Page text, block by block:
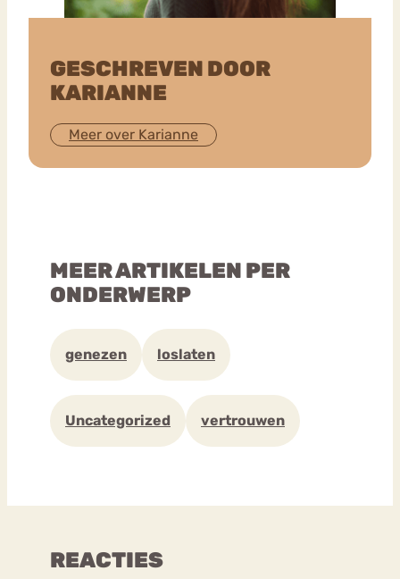
GESCHREVEN DOOR
KARIANNE
Meer over Karianne
MEER ARTIKELEN PER
ONDERWERP
genezen loslaten
Uncategorized vertrouwen
REACTIES